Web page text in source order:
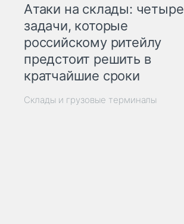
Атаки на склады: четыре
задачи, которые
российскому ритейлу
предстоит решить в
кратчайшие сроки
Склады и грузовые терминалы